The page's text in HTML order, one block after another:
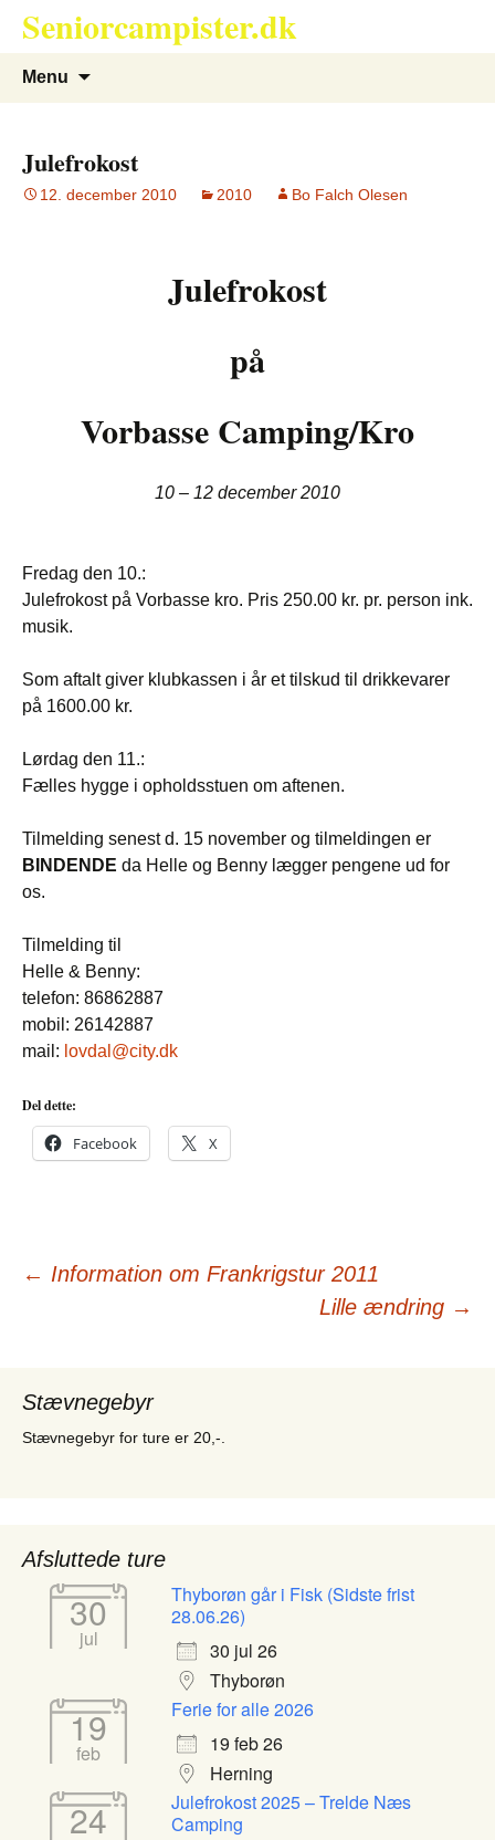
Seniorcampister.dk
Menu
Julefrokost
12. december 2010 2010 Bo Falch Olesen
Julefrokost
på
Vorbasse Camping/Kro
10 – 12 december 2010
Fredag den 10.:
Julefrokost på Vorbasse kro. Pris 250.00 kr. pr. person ink.
musik.
Som aftalt giver klubkassen i år et tilskud til drikkevarer
på 1600.00 kr.
Lørdag den 11.:
Fælles hygge i opholdsstuen om aftenen.
Tilmelding senest d. 15 november og tilmeldingen er
BINDENDE da Helle og Benny lægger pengene ud for
os.
Tilmelding til
Helle & Benny:
telefon: 86862887
mobil: 26142887
mail: lovdal@city.dk
Del dette:
Facebook X
Indlægsnavigation
← Information om Frankrigstur 2011
Lille ændring →
Stævnegebyr
Stævnegebyr for ture er 20,-.
Afsluttede ture
30
jul
Thyborøn går i Fisk (Sidste frist
28.06.26)
30 jul 26
Thyborøn
19
feb
Ferie for alle 2026
19 feb 26
Herning
24
Julefrokost 2025 – Trelde Næs
Camping